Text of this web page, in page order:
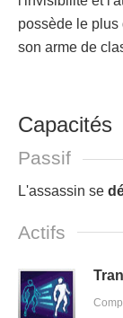
possède le plus
son arme de
Capacités
Passif
L'assassin se
Actifs